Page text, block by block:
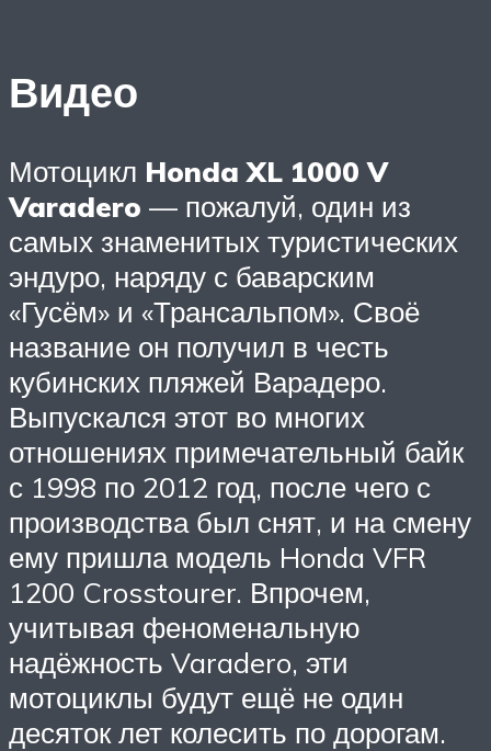
Видео
Мотоцикл Honda XL 1000 V
Varadero — пожалуй, один из
самых знаменитых туристических
эндуро, наряду с баварским
«Гусём» и «Трансальпом». Своё
название он получил в честь
кубинских пляжей Варадеро.
Выпускался этот во многих
отношениях примечательный байк
с 1998 по 2012 год, после чего с
производства был снят, и на смену
ему пришла модель Honda VFR
1200 Crosstourer. Впрочем,
учитывая феноменальную
надёжность Varadero, эти
мотоциклы будут ещё не один
десяток лет колесить по дорогам.